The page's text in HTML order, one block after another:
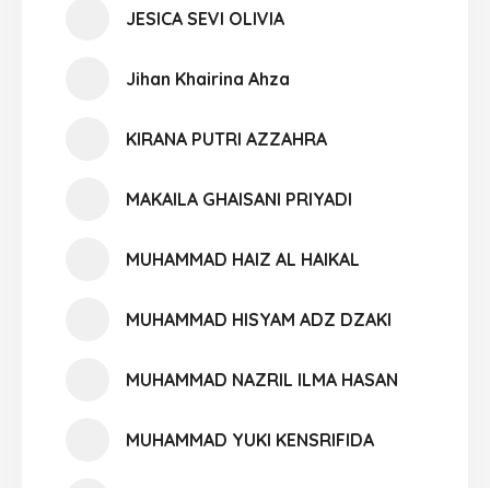
JESICA SEVI OLIVIA
Jihan Khairina Ahza
KIRANA PUTRI AZZAHRA
MAKAILA GHAISANI PRIYADI
MUHAMMAD HAIZ AL HAIKAL
MUHAMMAD HISYAM ADZ DZAKI
MUHAMMAD NAZRIL ILMA HASAN
MUHAMMAD YUKI KENSRIFIDA